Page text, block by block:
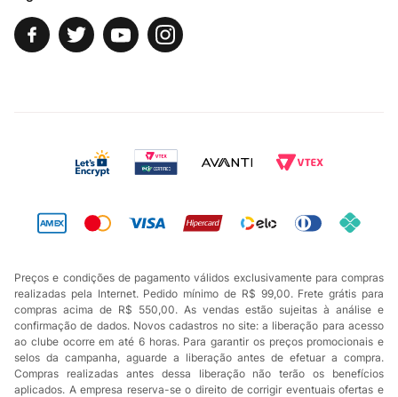
Preços e condições de pagamento válidos exclusivamente para compras
realizadas pela Internet. Pedido mínimo de R$ 99,00. Frete grátis para
compras acima de R$ 550,00. As vendas estão sujeitas à análise e
confirmação de dados. Novos cadastros no site: a liberação para acesso
ao clube ocorre em até 6 horas. Para garantir os preços promocionais e
selos da campanha, aguarde a liberação antes de efetuar a compra.
Compras realizadas antes dessa liberação não terão os benefícios
aplicados. A empresa reserva-se o direito de corrigir eventuais ofertas e